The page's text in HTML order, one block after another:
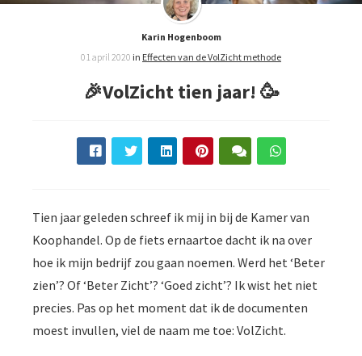
Karin Hogenboom
01 april 2020 in Effecten van de VolZicht methode
🎉VolZicht tien jaar! 🥳
Tien jaar geleden schreef ik mij in bij de Kamer van
Koophandel. Op de fiets ernaartoe dacht ik na over
hoe ik mijn bedrijf zou gaan noemen. Werd het ‘Beter
zien’? Of ‘Beter Zicht’? ‘Goed zicht’? Ik wist het niet
precies. Pas op het moment dat ik de documenten
moest invullen, viel de naam me toe: VolZicht.